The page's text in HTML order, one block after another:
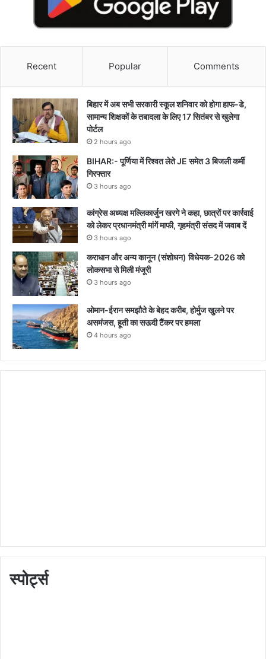
Recent Popular Comments
बिहार में अब सभी सरकारी स्कूल शनिवार को होगा हाफ-डे,
सामान्य शिक्षकों के तबादला के लिए 17 सितंबर से खुलेगा
पोर्टल
2 hours ago
BIHAR:- पूर्णिया में रिश्वत लेते JE समेत 3 बिजली कर्मी
गिरफ्तार
3 hours ago
कांग्रेस अध्यक्ष मल्लिकार्जुन खरगे ने कहा, छात्रों पर कार्रवाई
को लेकर प्रधानमंत्री मांगें माफी, गृहमंत्री संसद में जवाब दें
3 hours ago
कराधान और अन्य कानून (संशोधन) विधेयक-2026 को
लोकसभा से मिली मंजूरी
3 hours ago
ओमान-ईरान समझौते के बेहद करीब, होर्मुज खुलने पर
असमंजस, हूती का सऊदी टैंकर पर हमला
4 hours ago
स्पोर्ट्स